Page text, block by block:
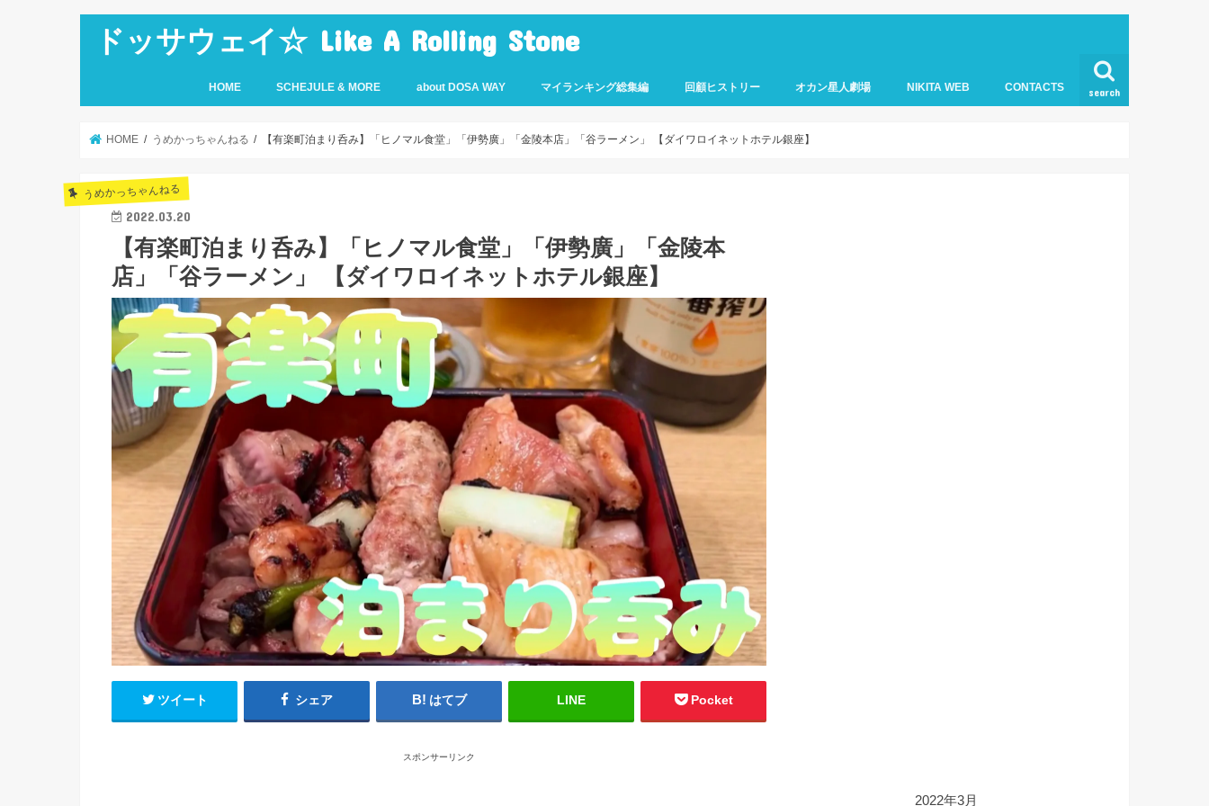
ドッサウェイ☆ Like A Rolling Stone
search
HOME SCHEJULE & MORE about DOSA WAY マイランキング総集編 回顧ヒストリー オカン星人劇場 NIKITA WEB CONTACTS
HOME うめかっちゃんねる 【有楽町泊まり呑み】「ヒノマル食堂」「伊勢廣」「金陵本店」「谷ラーメン」 【ダイワロイネットホテル銀座】
うめかっちゃんねる
2022.03.20
【有楽町泊まり呑み】「ヒノマル食堂」「伊勢廣」「金陵本
店」「谷ラーメン」 【ダイワロイネットホテル銀座】
ツイート シェア はてブ LINE Pocket
スポンサーリンク
2022年3月